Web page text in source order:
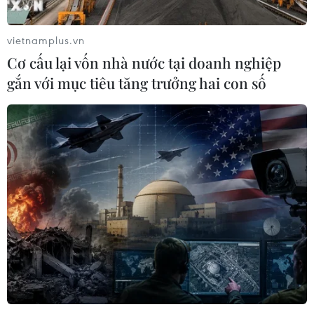
giao hệ thống phòng không cho
Ukraine
06/08/2026 12:24
các cựu chuyên gia quân sự Nga với
Việt Nam
06/08/2026 06:23
Anh công bố kết quả điều tra ban
đầu vụ đâm dao ở trung tâm London
06/08/2026 06:00
Ba Lan thảo luận việc thành lập căn
vietnamplus.vn
Cơ cấu lại vốn nhà nước tại doanh nghiệp
gắn với mục tiêu tăng trưởng hai con số